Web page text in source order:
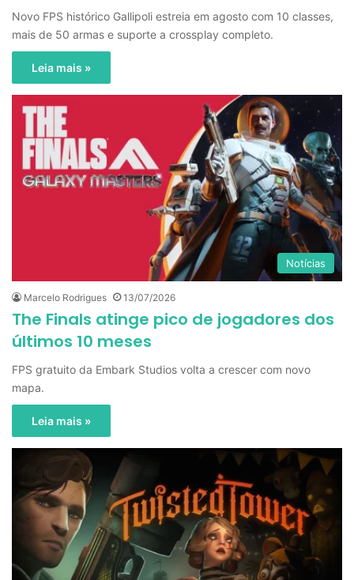
Novo FPS histórico Gallipoli estreia em agosto com 10 classes,
mais de 50 armas e suporte a crossplay completo.
Leia mais »
Notícias
Marcelo Rodrigues 13/07/2026
The Finals atinge pico de jogadores dos
últimos 10 meses
FPS gratuito da Embark Studios volta a crescer com novo
mapa.
Leia mais »